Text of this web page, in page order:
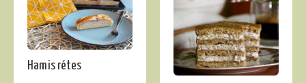
Hamis rétes